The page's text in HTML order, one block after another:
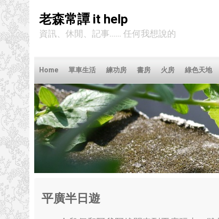
老森常譚 it help
資訊、休閒、記事...... 任何我想說的
Home 單車生活 練功房 書房 火房 綠色天地
平廣半日遊